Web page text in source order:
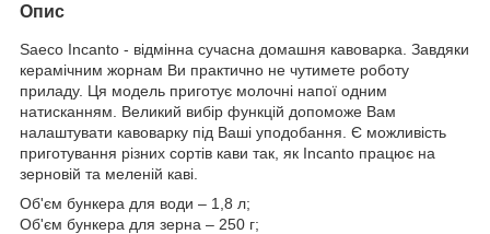
Опис
Saeco Incanto - відмінна сучасна домашня кавоварка. Завдяки
керамічним жорнам Ви практично не чутимете роботу
приладу. Ця модель приготує молочні напої одним
натисканням. Великий вибір функцій допоможе Вам
налаштувати кавоварку під Ваші уподобання. Є можливість
приготування різних сортів кави так, як Incanto працює на
зерновій та меленій каві.
Об'єм бункера для води – 1,8 л;
Об'єм бункера для зерна – 250 г;